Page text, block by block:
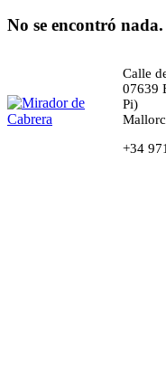
No se encontró nada.
Calle
07639
Pi)
+34